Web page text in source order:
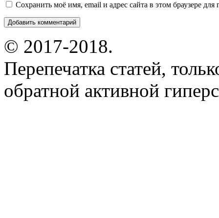
Сохранить моё имя, email и адрес сайта в этом браузере
© 2017-2018.
Перепечатка статей,
обратной активной